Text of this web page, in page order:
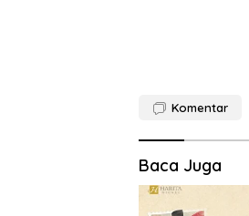
Komentar
Baca Juga